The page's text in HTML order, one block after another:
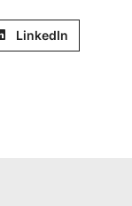
LinkedIn